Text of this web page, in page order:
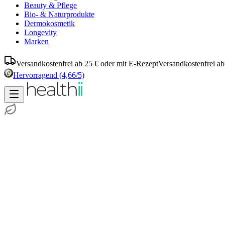
Beauty & Pflege
Bio- & Naturprodukte
Dermokosmetik
Longevity
Marken
Versandkostenfrei ab 25 € oder mit E-RezeptVersandkostenfrei
Hervorragend (4,66/5)